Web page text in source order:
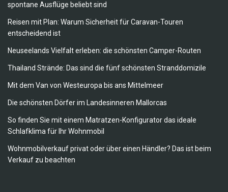
spontane Ausflüge beliebt sind
Reisen mit Plan: Warum Sicherheit für Caravan-Touren
entscheidend ist
Neuseelands Vielfalt erleben: die schönsten Camper-Routen
Thailand Strände: Das sind die fünf schönsten Stranddomizile
Mit dem Van von Westeuropa bis ans Mittelmeer
Die schönsten Dörfer im Landesinneren Mallorcas
So finden Sie mit einem Matratzen-Konfigurator das ideale
Schlafklima für Ihr Wohnmobil
Wohnmobilverkauf privat oder über einen Händler? Das ist beim
Verkauf zu beachten